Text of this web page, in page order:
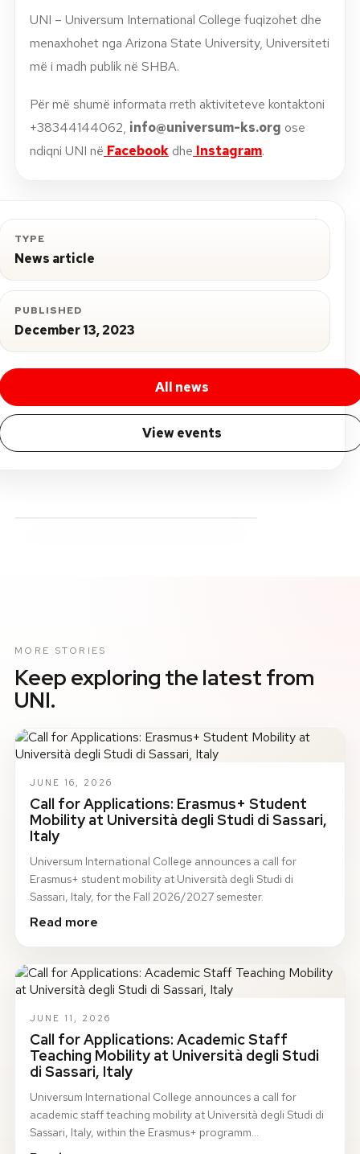
UNI – Universum International College fuqizohet dhe
menaxhohet nga Arizona State University, Universiteti
më i madh publik në SHBA.
Për më shumë informata rreth aktiviteteve kontaktoni
+38344144062, info@universum-ks.org ose
ndiqni UNI në Facebook dhe Instagram.
TYPE
News article
PUBLISHED
December 13, 2023
All news
View events
MORE STORIES
Keep exploring the latest from
UNI.
JUNE 16, 2026
Call for Applications: Erasmus+ Student
Mobility at Università degli Studi di Sassari,
Italy
Universum International College announces a call for
Erasmus+ student mobility at Università degli Studi di
Sassari, Italy, for the Fall 2026/2027 semester.
Read more
JUNE 11, 2026
Call for Applications: Academic Staff
Teaching Mobility at Università degli Studi
di Sassari, Italy
Universum International College announces a call for
academic staff teaching mobility at Università degli Studi di
Sassari, Italy, within the Erasmus+ programm…